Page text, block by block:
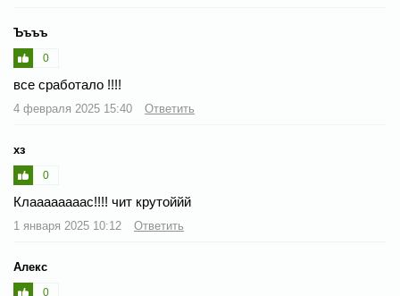
Ъъъъ
0
все сработало !!!!
4 февраля 2025 15:40 Ответить
хз
0
Клаааааааас!!!! чит крутоййй
1 января 2025 10:12 Ответить
Алекс
0